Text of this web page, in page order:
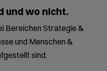
und wo nicht.
Bereichen Strategie &
und Menschen &
sind.